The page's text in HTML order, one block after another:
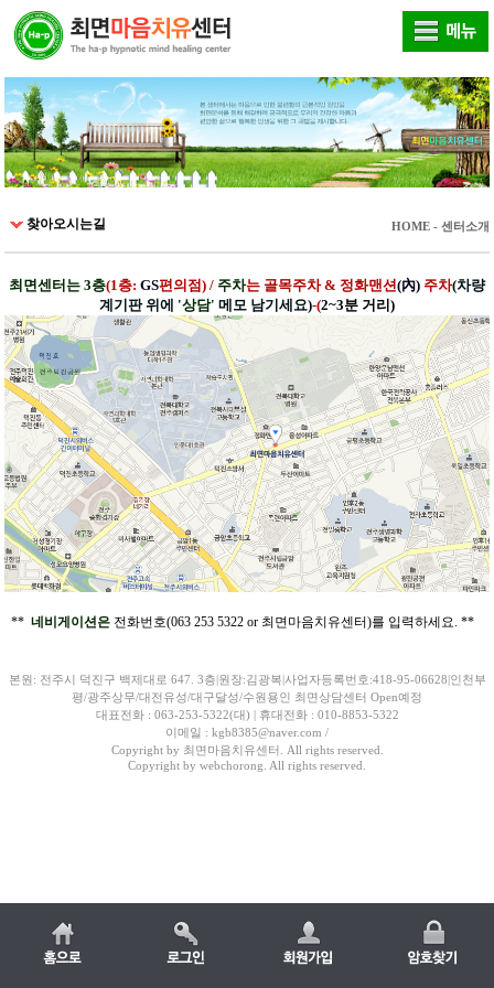
찾아오시는길 HOME - 센터소개
최면센터는 3층(1층: GS편의점) / 주차는 골목주차 & 정화맨션(內) 주차(차량
계기판 위에 '상담' 메모 남기세요)-(2~3분 거리)
** 네비게이션은전화번호(063 253 5322 or 최면마음치유센터)를 입력하세요. **
본원: 전주시 덕진구 백제대로 647. 3층|원장:김광복|사업자등록번호:418-95-06628|인천부
평/광주상무/대전유성/대구달성/수원용인 최면상담센터 Open예정
대표전화 : 063-253-5322(대) | 휴대전화 : 010-8853-5322
이메일 : kgb8385@naver.com /
Copyright by 최면마음치유센터. All rights reserved.
Copyright by webchorong. All rights reserved.